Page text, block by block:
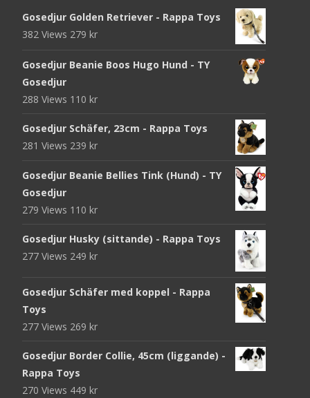
Gosedjur Golden Retriever - Rappa Toys
382 Views 279 kr
Gosedjur Beanie Boos Hugo Hund - TY
Gosedjur
288 Views 110 kr
Gosedjur Schäfer, 23cm - Rappa Toys
281 Views 239 kr
Gosedjur Beanie Bellies Tink (Hund) - TY
Gosedjur
279 Views 110 kr
Gosedjur Husky (sittande) - Rappa Toys
277 Views 249 kr
Gosedjur Schäfer med koppel - Rappa
Toys
277 Views 269 kr
Gosedjur Border Collie, 45cm (liggande) -
Rappa Toys
270 Views 449 kr